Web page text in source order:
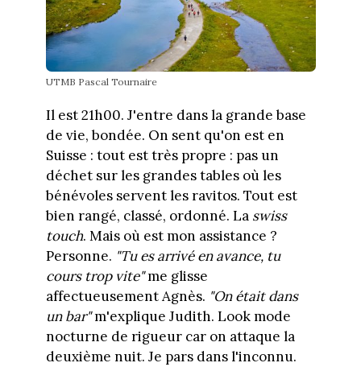
UTMB Pascal Tournaire
Il est 21h00. J'entre dans la grande base
de vie, bondée. On sent qu'on est en
Suisse : tout est très propre : pas un
déchet sur les grandes tables où les
bénévoles servent les ravitos. Tout est
bien rangé, classé, ordonné. Laswiss
touch. Mais où est mon assistance ?
Personne. "Tu es arrivé en avance, tu
cours trop vite"me glisse
affectueusement Agnès. "On était dans
un bar"m'explique Judith. Look mode
nocturne de rigueur car on attaque la
deuxième nuit. Je pars dans l'inconnu.